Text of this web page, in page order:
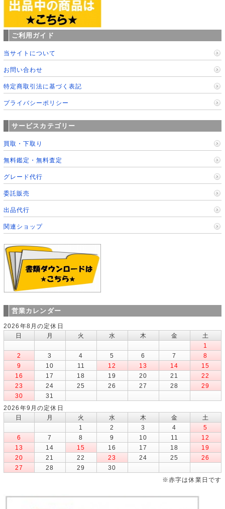
ご利用ガイド
当サイトについて
お問い合わせ
特定商取引法に基づく表記
プライバシーポリシー
サービスカテゴリー
買取・下取り
無料鑑定・無料査定
グレード代行
委託販売
出品代行
関連ショップ
営業カレンダー
2026年8月の定休日
日
月 火 水 木 金
土
1
2
3 4 5 6 7
8
9
10 11 12 13 14
15
16
17 18 19 20 21
22
23
24 25 26 27 28
29
30
31
2026年9月の定休日
日
月 火 水 木 金
土
1
2 3 4
5
6
7 8 9 10 11
12
13
14 15 16 17 18
19
20
21 22 23 24 25
26
27
28 29
30
※赤字は休業日です